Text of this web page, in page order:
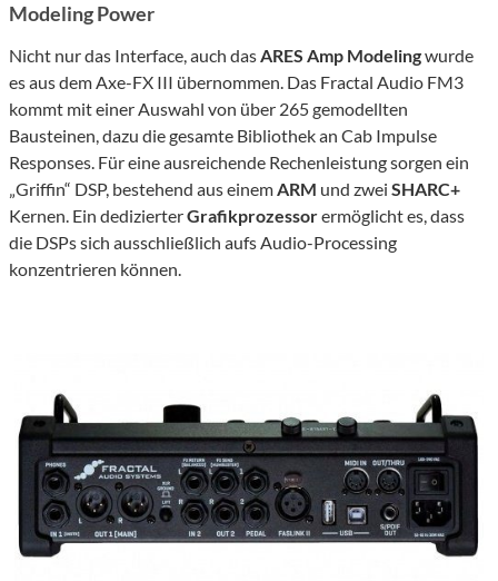
Modeling Power
Nicht nur das Interface, auch dasARES Amp Modelingwurde
es aus dem Axe-FX III übernommen. Das Fractal Audio FM3
kommt mit einer Auswahl von über 265 gemodellten
Bausteinen, dazu die gesamte Bibliothek an Cab Impulse
Responses. Für eine ausreichende Rechenleistung sorgen ein
„Griffin“ DSP, bestehend aus einemARM und zwei SHARC+
Kernen. Ein dedizierterGrafikprozessorermöglicht es, dass
die DSPs sich ausschließlich aufs Audio-Processing
konzentrieren können.